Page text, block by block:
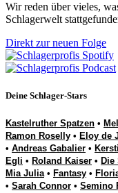
Wir reden über vieles,
Schlagerwelt
Direkt zur neuen Folge
Deine Schlager-Stars
Kastelruther Spatzen •
Ramon Roselly • Eloy de
• Andreas Gabalier •
Egli • Roland Kaiser • Die
Mia Julia • Fantasy •
• Sarah Connor • Semino